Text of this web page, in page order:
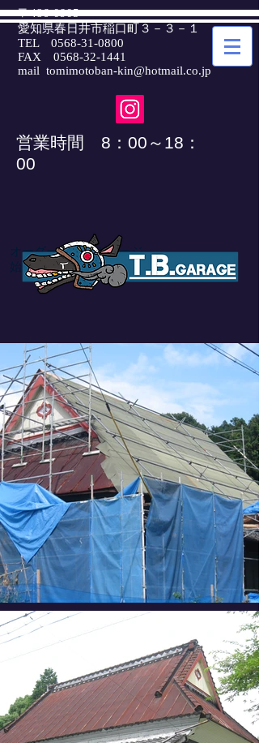
〒486-0905
愛知県春日井市稲口町３－３－１
TEL0568-31-0800
FAX 0568-32-1441
mail tomimotoban-kin@hotmail.co.jp
オーダーバイクガレージ
​始めました
​営業時間 8：00～18：
00